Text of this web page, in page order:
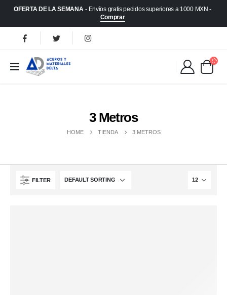
OFERTA DE LA SEMANA - Envíos gratis pedidos superiores a 1000 MXN -
Comprar
3 Metros
HOME TIENDA 3 METROS
FILTER